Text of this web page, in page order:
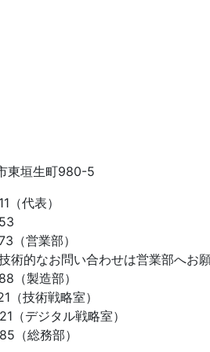
東垣生町980-5
代表）
（営業部）
術的なお問い合わせは営業部へお願
（製造部）
技術戦略室）
デジタル戦略室）
（総務部）